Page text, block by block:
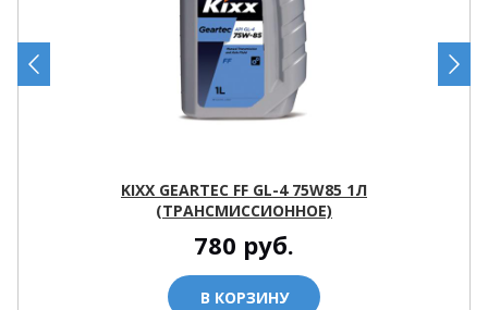
KIXX GEARTEC FF GL-4 75W85 1Л
(ТРАНСМИССИОННОЕ)
780 руб.
В КОРЗИНУ